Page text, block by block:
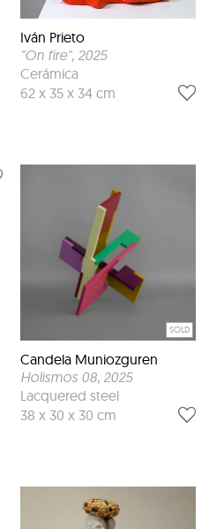
Iván Prieto
"On fire", 2025
Cerámica
62 x 35 x 34 cm
Candela Muniozguren
SOLD
Holismos 08, 2025
Lacquered steel
38 x 30 x 30 cm